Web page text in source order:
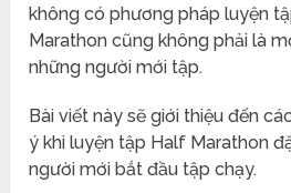
không có phương pháp luyện
Marathon cũng không phải là
những người mới tập.
Bài viết này sẽ giới thiệu đến
ý khi luyện tập Half Marathon
người mới bắt đầu tập chạy.